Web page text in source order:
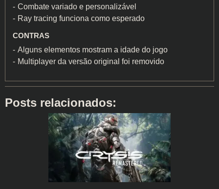
Combate variado e personalizável
Ray tracing funciona como esperado
CONTRAS
Alguns elementos mostram a idade do jogo
Multiplayer da versão original foi removido
Posts relacionados: